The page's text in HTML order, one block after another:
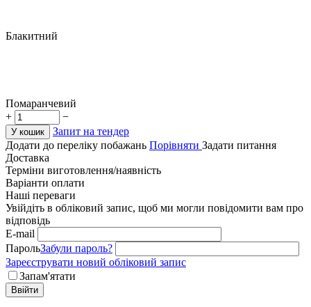
Блакитний
Помаранчевий
+
−
У кошик
Запит на тендер
Додати до переліку побажань Порівняти Задати питання
Доставка
Терміни виготовлення/наявність
Варіанти оплати
Наші переваги
Увійдіть в обліковий запис, щоб ми могли повідомити вам про
відповідь
E-mail
ПарольЗабули пароль?
Зареєструвати новий обліковий запис
Запам'ятати
Ввійти